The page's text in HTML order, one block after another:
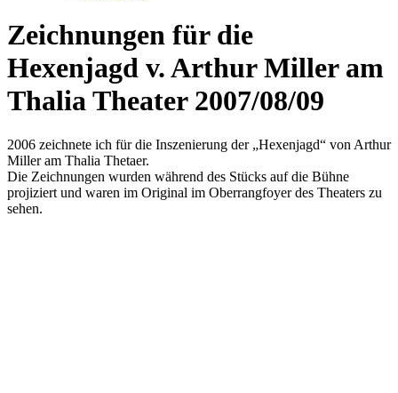
Zeichnungen für die
Hexenjagd v. Arthur Miller am
Thalia Theater 2007/08/09
2006 zeichnete ich für die Inszenierung der „Hexenjagd“ von Arthur
Miller am Thalia Thetaer.
Die Zeichnungen wurden während des Stücks auf die Bühne
projiziert und waren im Original im Oberrangfoyer des Theaters zu
sehen.